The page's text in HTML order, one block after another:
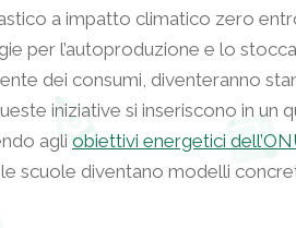
a impatto climatico zero
per l’autoproduzione e lo
dei consumi, diventeranno
iniziative si inseriscono in un
agli obiettivi energetici
scuole diventano modelli